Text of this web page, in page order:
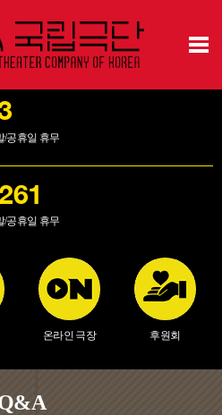
/공휴일 휴무
/공휴일 휴무
온라인 극장 후원회